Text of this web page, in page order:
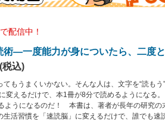
配信中！
術―一度能力が身についたら、二度
込)
てもうまくいかない。そんな人は、文字を“読も
に変えるだけで、本1冊が8分で読めるようにな
ようになるのだ！ 本書は、著者が長年の研究の
生活習慣を「速読脳」に変えるだけで、誰でも速